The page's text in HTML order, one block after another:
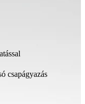
csapágyazás